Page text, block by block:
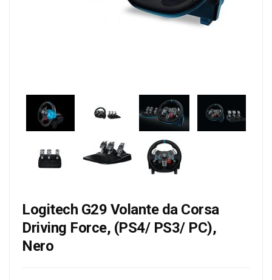
Logitech G29 Volante da Corsa
Driving Force, (PS4/ PS3/ PC),
Nero